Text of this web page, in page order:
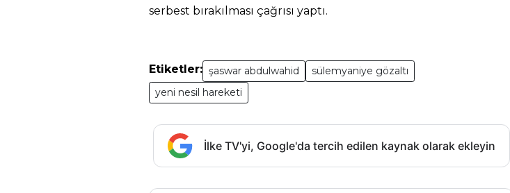
serbest bırakılması çağrısı yaptı.
Etiketler: şaswar abdulwahid
sülemyaniye gözaltı
yeni nesil hareketi
İlke TV'yi, Google'da tercih edilen kaynak olarak ekleyin